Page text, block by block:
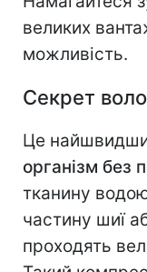
великих
можливість.
Секрет
Це
організм без
тканину
частину шиї
проходять